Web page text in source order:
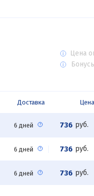
Цена
Доставка Цена
6 дней 736 руб.
6 дней 736 руб.
6 дней 736 руб.